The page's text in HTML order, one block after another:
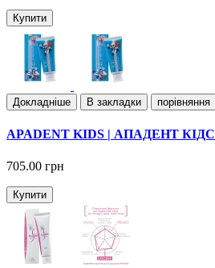
Купити
Докладнiше В закладки порівняння
APADENT KIDS | АПАДЕНТ КІДС
705.00 грн
Купити